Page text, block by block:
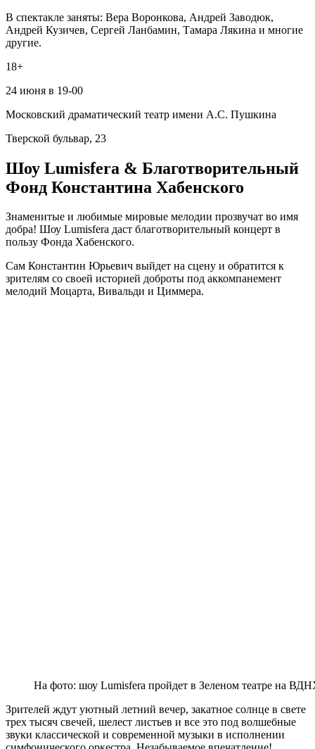
В спектакле заняты: Вера Воронкова, Андрей Заводюк,
Андрей Кузичев, Сергей Ланбамин, Тамара Лякина и многие
другие.
18+
24 июня в 19-00
Московский драматический театр имени А.С. Пушкина
Тверской бульвар, 23
Шоу Lumisfera & Благотворительный
Фонд Константина Хабенского
Знаменитые и любимые мировые мелодии прозвучат во имя
добра! Шоу Lumisfera даст благотворительный концерт в
пользу Фонда Хабенского.
Сам Константин Юрьевич выйдет на сцену и обратится к
зрителям со своей историей доброты под аккомпанемент
мелодий Моцарта, Вивальди и Циммера.
На фото: шоу Lumisfera пройдет в Зеленом театре на
Зрителей ждут уютный летний вечер, закатное солнце в свете
трех тысяч свечей, шелест листьев и все это под волшебные
звуки классической и современной музыки в исполнении